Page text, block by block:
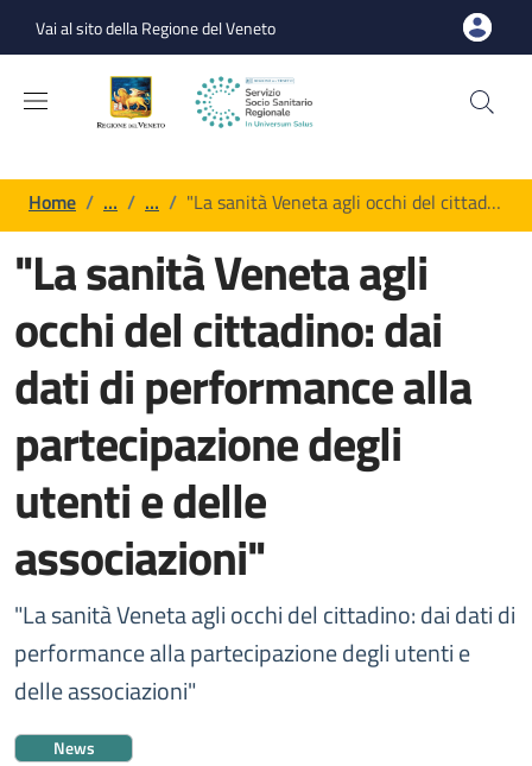
Vai al sito della Regione del Veneto
Briciole di pane
Home / … / … / "La sanità Veneta agli occhi del cittad…
"La sanità Veneta agli
occhi del cittadino: dai
dati di performance alla
partecipazione degli
utenti e delle
associazioni"
"La sanità Veneta agli occhi del cittadino: dai dati di
performance alla partecipazione degli utenti e
delle associazioni"
News